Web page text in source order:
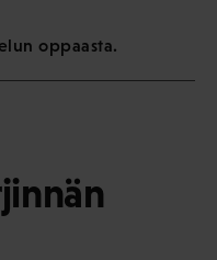
oppaasta.